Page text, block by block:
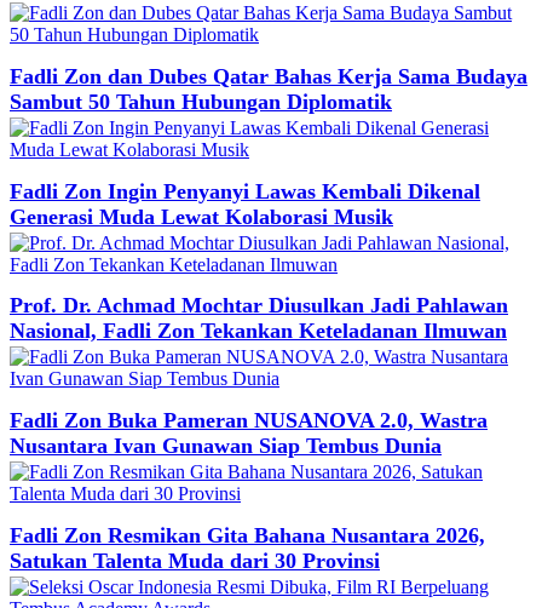
Fadli Zon dan Dubes Qatar Bahas Kerja Sama Budaya
Sambut 50 Tahun Hubungan Diplomatik
Fadli Zon Ingin Penyanyi Lawas Kembali Dikenal
Generasi Muda Lewat Kolaborasi Musik
Prof. Dr. Achmad Mochtar Diusulkan Jadi Pahlawan
Nasional, Fadli Zon Tekankan Keteladanan Ilmuwan
Fadli Zon Buka Pameran NUSANOVA 2.0, Wastra
Nusantara Ivan Gunawan Siap Tembus Dunia
Fadli Zon Resmikan Gita Bahana Nusantara 2026,
Satukan Talenta Muda dari 30 Provinsi